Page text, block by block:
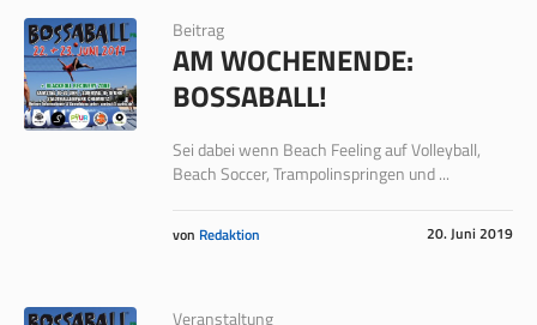
Beitrag
AM WOCHENENDE:
BOSSABALL!
Sei dabei wenn Beach Feeling auf Volleyball,
Beach Soccer, Trampolinspringen und ...
20. Juni 2019
von Redaktion
Veranstaltung